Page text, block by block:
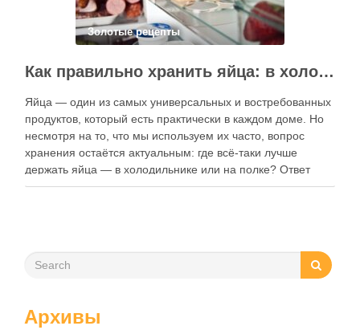
Золотые рецепты
Как правильно хранить яйца: в холодильнике или на полке?
Яйца — один из самых универсальных и востребованных
продуктов, который есть практически в каждом доме. Но
несмотря на то, что мы используем их часто, вопрос
хранения остаётся актуальным: где всё-таки лучше
держать яйца — в холодильнике или на полке? Ответ
зависит от нескольких факторов, включая температуру
Архивы